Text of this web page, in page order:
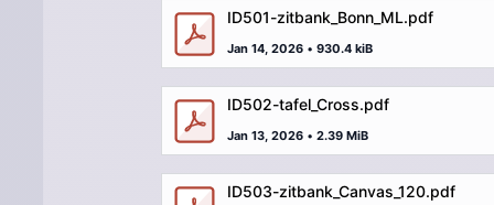
ID501-zitbank_Bonn_ML.pdf
Jan 14, 2026 • 930.4 kiB
ID502-tafel_Cross.pdf
Jan 13, 2026 • 2.39 MiB
ID503-zitbank_Canvas_120.pdf